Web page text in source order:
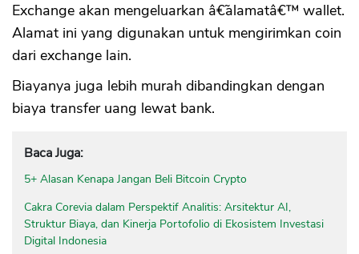
Exchange akan mengeluarkan â€˜alamatâ€™ wallet.
Alamat ini yang digunakan untuk mengirimkan coin
dari exchange lain.
Biayanya juga lebih murah dibandingkan dengan
biaya transfer uang lewat bank.
Baca Juga:
5+ Alasan Kenapa Jangan Beli Bitcoin Crypto
Cakra Corevia dalam Perspektif Analitis: Arsitektur AI,
Struktur Biaya, dan Kinerja Portofolio di Ekosistem Investasi
Digital Indonesia